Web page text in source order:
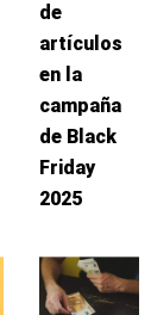
de
artículos
en la
campaña
de Black
Friday
2025